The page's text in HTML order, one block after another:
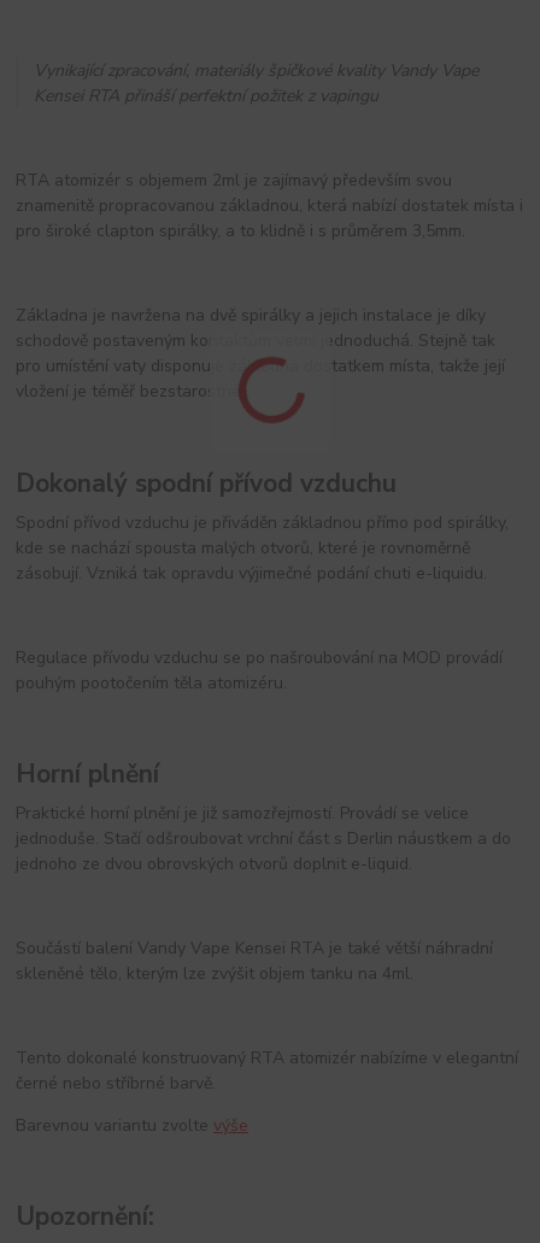
Vynikající zpracování, materiály špičkové kvality Vandy Vape
Kensei RTA přináší perfektní požitek z vapingu
RTA atomizér s objemem 2ml je zajímavý především svou
znamenitě propracovanou základnou, která nabízí dostatek místa i
pro široké clapton spirálky, a to klidně i s průměrem 3,5mm.
Základna je navržena na dvě spirálky a jejich instalace je díky
schodově postaveným kontaktům velmi jednoduchá. Stejně tak
pro umístění vaty disponuje základná dostatkem místa, takže její
vložení je téměř bezstarostné.
Dokonalý spodní přívod vzduchu
Spodní přívod vzduchu je přiváděn základnou přímo pod spirálky,
kde se nachází spousta malých otvorů, které je rovnoměrně
zásobují. Vzniká tak opravdu výjimečné podání chuti e-liquidu.
Regulace přívodu vzduchu se po našroubování na MOD provádí
pouhým pootočením těla atomizéru.
Horní plnění
Praktické horní plnění je již samozřejmostí. Provádí se velice
jednoduše. Stačí odšroubovat vrchní část s Derlin náustkem a do
jednoho ze dvou obrovských otvorů doplnit e-liquid.
Součástí balení Vandy Vape Kensei RTA je také větší náhradní
skleněné tělo, kterým lze zvýšit objem tanku na 4ml.
Tento dokonalé konstruovaný RTA atomizér nabízíme v elegantní
černé nebo stříbrné barvě.
Barevnou variantu zvoltevýše
Upozornění: